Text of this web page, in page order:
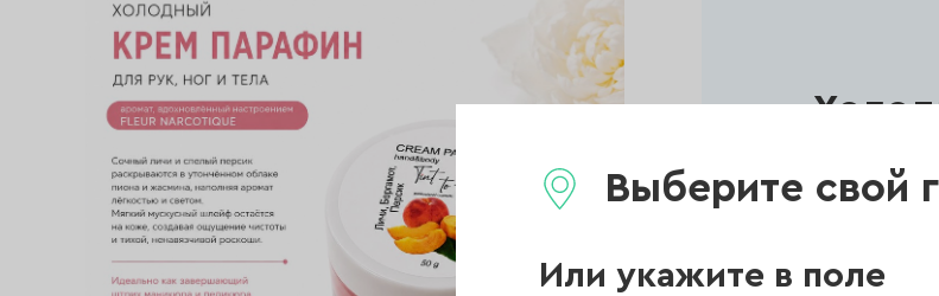
Выберите свой
Или укажите в поле